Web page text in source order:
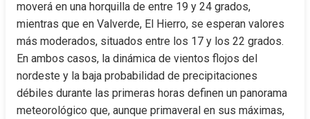
moverá en una horquilla de entre 19 y 24 grados,
mientras que en Valverde, El Hierro, se esperan valores
más moderados, situados entre los 17 y los 22 grados.
En ambos casos, la dinámica de vientos flojos del
nordeste y la baja probabilidad de precipitaciones
débiles durante las primeras horas definen un panorama
meteorológico que, aunque primaveral en sus máximas,